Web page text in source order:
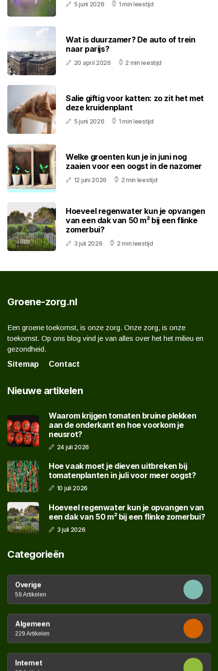
5 juni 2026 1 min leestijd
Wat is duurzamer? De auto of trein
naar parijs?
20 april 2026 2 min leestijd
Salie giftig voor katten: zo zit het met
deze kruidenplant
5 juni 2026 1 min leestijd
Welke groenten kun je in juni nog
zaaien voor een oogst in de nazomer
12 juni 2026 2 min leestijd
Hoeveel regenwater kun je opvangen
van een dak van 50 m² bij een flinke
zomerbui?
3 juli 2026 2 min leestijd
Groene-zorg.nl
Een groene toekomst, is onze zorg. Onze zorg, is onze
toekomst. Op ons blog vind je van alles over het het milieu en
gezondheid.
Sitemap
Contact
Nieuwe artikelen
Waarom krijgen tomaten bruine plekken
aan de onderkant en hoe voorkom je
neusrot?
24 juli 2026
Hoe vaak moet je dieven uitbreken bij
tomatenplanten in juli voor meer oogst?
10 juli 2026
Hoeveel regenwater kun je opvangen van
een dak van 50 m² bij een flinke zomerbui?
3 juli 2026
Categorieën
Overige
59 Artikelen
Algemeen
229 Artikelen
Internet